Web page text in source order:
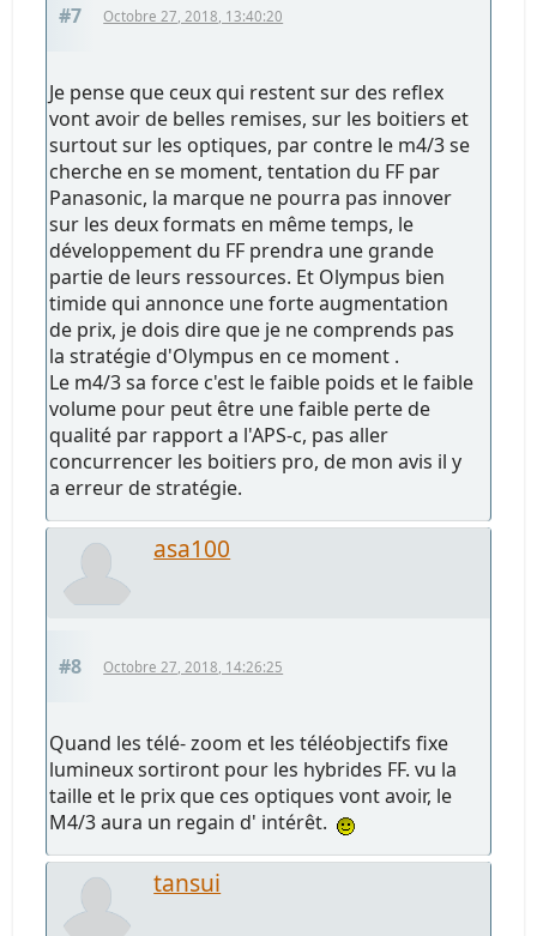
#7 Octobre 27, 2018, 13:40:20
Je pense que ceux qui restent sur des reflex
vont avoir de belles remises, sur les boitiers et
surtout sur les optiques, par contre le m4/3 se
cherche en se moment, tentation du FF par
Panasonic, la marque ne pourra pas innover
sur les deux formats en même temps, le
développement du FF prendra une grande
partie de leurs ressources. Et Olympus bien
timide qui annonce une forte augmentation
de prix, je dois dire que je ne comprends pas
la stratégie d'Olympus en ce moment .
Le m4/3 sa force c'est le faible poids et le faible
volume pour peut être une faible perte de
qualité par rapport a l'APS-c, pas aller
concurrencer les boitiers pro, de mon avis il y
a erreur de stratégie.
asa100
#8 Octobre 27, 2018, 14:26:25
Quand les télé- zoom et les téléobjectifs fixe
lumineux sortiront pour les hybrides FF. vu la
taille et le prix que ces optiques vont avoir, le
M4/3 aura un regain d' intérêt.
tansui